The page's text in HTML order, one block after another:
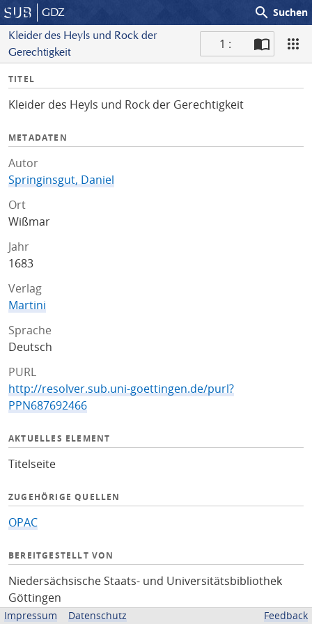
GDZ search Suchen
Kleider des Heyls und Rock der
Gerechtigkeit
1 :
I
f
TITEL
Kleider des Heyls und Rock der Gerechtigkeit
METADATEN
Autor
Springinsgut, Daniel
Ort
Wißmar
Jahr
1683
Verlag
Martini
Sprache
Deutsch
PURL
http://resolver.sub.uni-goettingen.de/purl?
PPN687692466
AKTUELLES ELEMENT
Titelseite
ZUGEHÖRIGE QUELLEN
OPAC
BEREITGESTELLT VON
Niedersächsische Staats- und Universitätsbibliothek
Göttingen
Impressum Datenschutz Feedback